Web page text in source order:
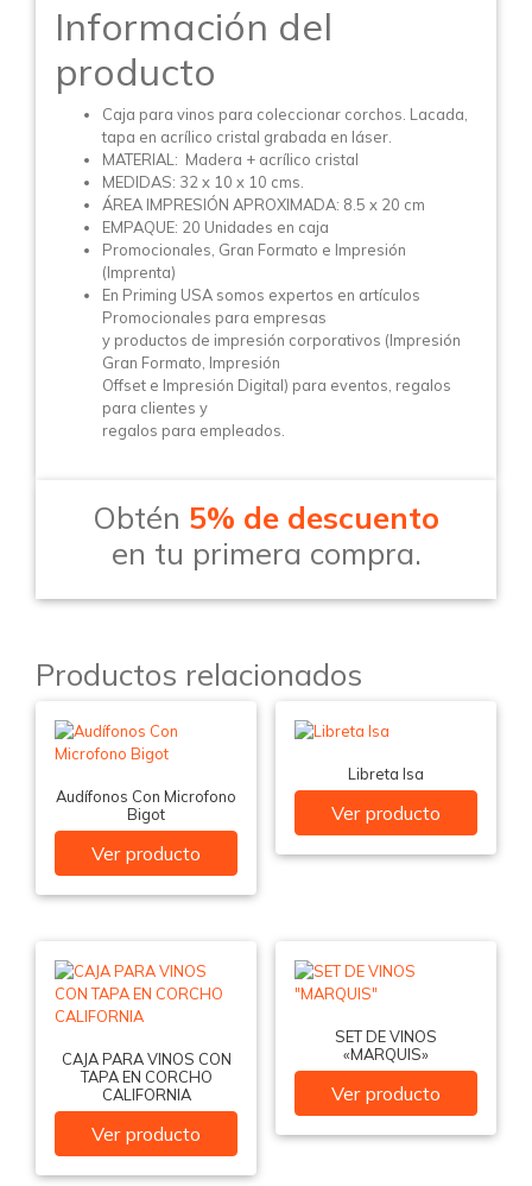
Información del
producto
Caja para vinos para coleccionar corchos. Lacada,
tapa en acrílico cristal grabada en láser.
MATERIAL: Madera + acrílico cristal
MEDIDAS: 32 x 10 x 10 cms.
ÁREA IMPRESIÓN APROXIMADA: 8.5 x 20 cm
EMPAQUE: 20 Unidades en caja
Promocionales, Gran Formato e Impresión
(Imprenta)
En Priming USA somos expertos en artículos
Promocionales para empresas
y productos de impresión corporativos (Impresión
Gran Formato, Impresión
Offset e Impresión Digital) para eventos, regalos
para clientes y
regalos para empleados.
Obtén 5% de descuento
en tu primera compra.
Productos relacionados
Audífonos Con Microfono
Bigot
Ver producto
Libreta Isa
Ver producto
CAJA PARA VINOS CON
TAPA EN CORCHO
CALIFORNIA
Ver producto
SET DE VINOS
«MARQUIS»
Ver producto